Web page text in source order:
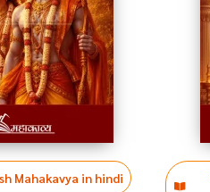
Mahakavya in hindi